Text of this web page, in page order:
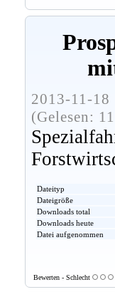
2013-11-
(Gelesen:
Dateityp
Dateigröße
Downloads total
Downloads heute
Datei aufgenommen
Bewerten - Schlecht